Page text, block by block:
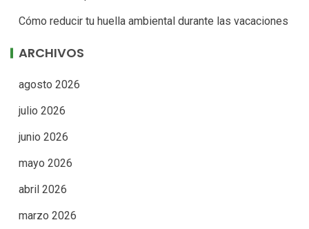
Cómo reducir tu huella ambiental durante las vacaciones
ARCHIVOS
agosto 2026
julio 2026
junio 2026
mayo 2026
abril 2026
marzo 2026